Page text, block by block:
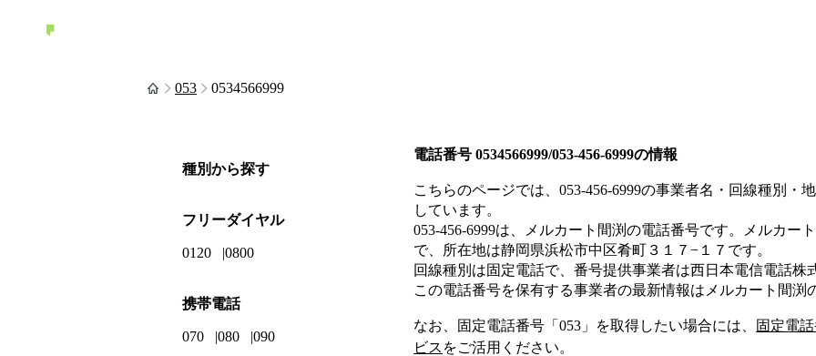
053 0534566999
電話番号 0534566999/053-456-6999の情報
こちらのページでは、 053-456-6999の事業者名・回線種別・
しています。
053-456-6999は、 メルカート間渕の電話番号です。
メルカー
で、所在地は静岡県浜松市中区肴町３１７−１７ です。
回線種別は固定電話で、番号提供事業者は西日本電信電話株
この電話番号を保有する事業者の最新情報は メルカート間渕
なお、固定電話番号「 053 」を取得したい場合には、
固定電
ビス をご活用ください。
種別から探す
フリーダイヤル
0120 0800
携帯電話
070 080 090